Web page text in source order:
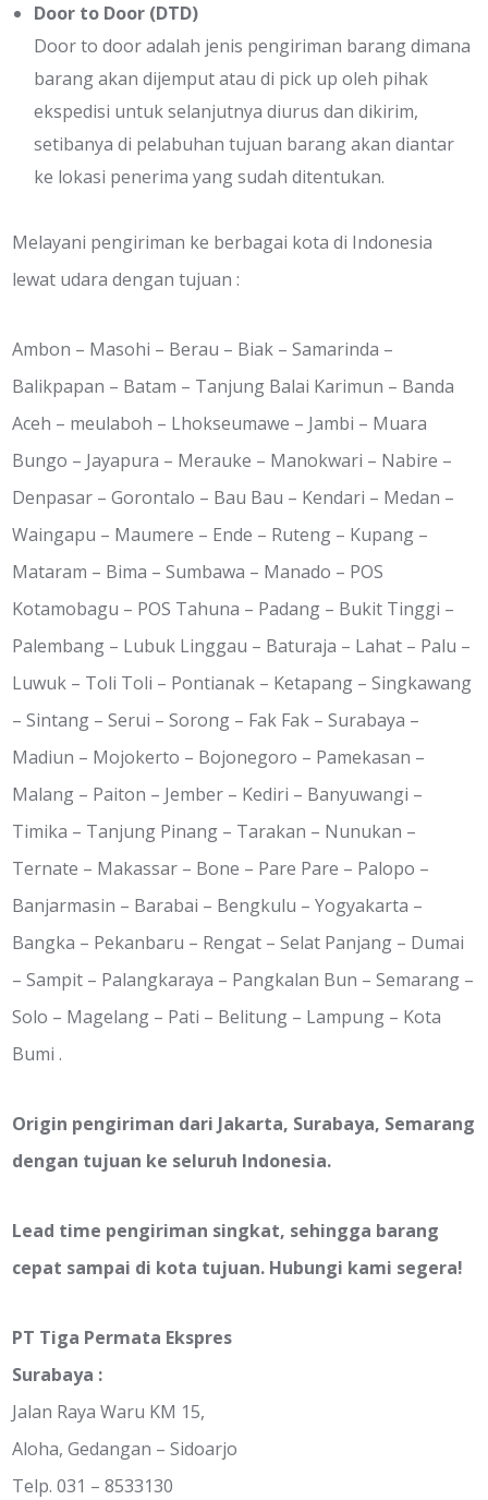
Door to Door (DTD)
Door to door adalah jenis pengiriman barang dimana
barang akan dijemput atau di pick up oleh pihak
ekspedisi untuk selanjutnya diurus dan dikirim,
setibanya di pelabuhan tujuan barang akan diantar
ke lokasi penerima yang sudah ditentukan.
Melayani pengiriman ke berbagai kota di Indonesia
lewat udara dengan tujuan :
Ambon – Masohi – Berau – Biak – Samarinda –
Balikpapan – Batam – Tanjung Balai Karimun – Banda
Aceh – meulaboh – Lhokseumawe – Jambi – Muara
Bungo – Jayapura – Merauke – Manokwari – Nabire –
Denpasar – Gorontalo – Bau Bau – Kendari – Medan –
Waingapu – Maumere – Ende – Ruteng – Kupang –
Mataram – Bima – Sumbawa – Manado – POS
Kotamobagu – POS Tahuna – Padang – Bukit Tinggi –
Palembang – Lubuk Linggau – Baturaja – Lahat – Palu –
Luwuk – Toli Toli – Pontianak – Ketapang – Singkawang
– Sintang – Serui – Sorong – Fak Fak – Surabaya –
Madiun – Mojokerto – Bojonegoro – Pamekasan –
Malang – Paiton – Jember – Kediri – Banyuwangi –
Timika – Tanjung Pinang – Tarakan – Nunukan –
Ternate – Makassar – Bone – Pare Pare – Palopo –
Banjarmasin – Barabai – Bengkulu – Yogyakarta –
Bangka – Pekanbaru – Rengat – Selat Panjang – Dumai
– Sampit – Palangkaraya – Pangkalan Bun – Semarang –
Solo – Magelang – Pati – Belitung – Lampung – Kota
Bumi .
Origin pengiriman dari Jakarta, Surabaya, Semarang
dengan tujuan ke seluruh Indonesia.
Lead time pengiriman singkat, sehingga barang
cepat sampai di kota tujuan. Hubungi kami segera!
PT Tiga Permata Ekspres
Surabaya :
Jalan Raya Waru KM 15,
Aloha, Gedangan – Sidoarjo
Telp. 031 – 8533130